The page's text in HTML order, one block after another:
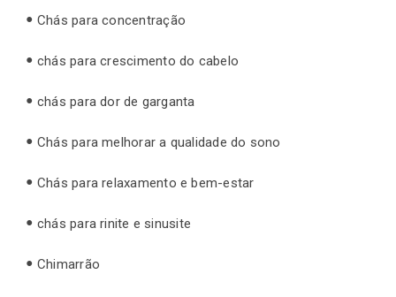
Chás para concentração
chás para crescimento do cabelo
chás para dor de garganta
Chás para melhorar a qualidade do sono
Chás para relaxamento e bem-estar
chás para rinite e sinusite
Chimarrão